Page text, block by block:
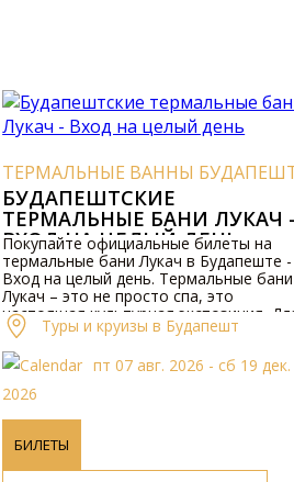
ВАННЫ БУДАПЕШТА
БАНИ ЛУКАЧ -
НА ЦЕЛЫЙ ДЕНЬ
официальные билеты на
бани Лукач в Будапеште -
на целый день. Термальные бани
– это не просто спа, это
культурная экспозиция. Для
дополнительной информации
программе и ценах, пожалуйста,
наш веб-сайт или свяжитесь с
по телефону.
Туры и круизы в Будапешт
пт 07 авг. 2026 - сб 19 дек.
БИЛЕТЫ